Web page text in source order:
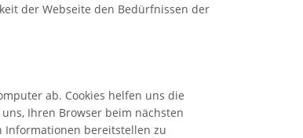
der Webseite den Bedürfnissen der
ab. Cookies helfen uns die
Ihren Browser beim nächsten
Informationen bereitstellen zu